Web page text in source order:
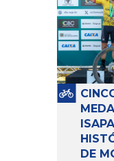
DE